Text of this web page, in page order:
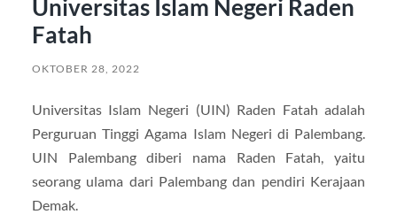
Universitas Islam Negeri Raden
Fatah
OKTOBER 28, 2022
Universitas Islam Negeri (UIN) Raden Fatah adalah
Perguruan Tinggi Agama Islam Negeri di Palembang.
UIN Palembang diberi nama Raden Fatah, yaitu
seorang ulama dari Palembang dan pendiri Kerajaan
Demak.